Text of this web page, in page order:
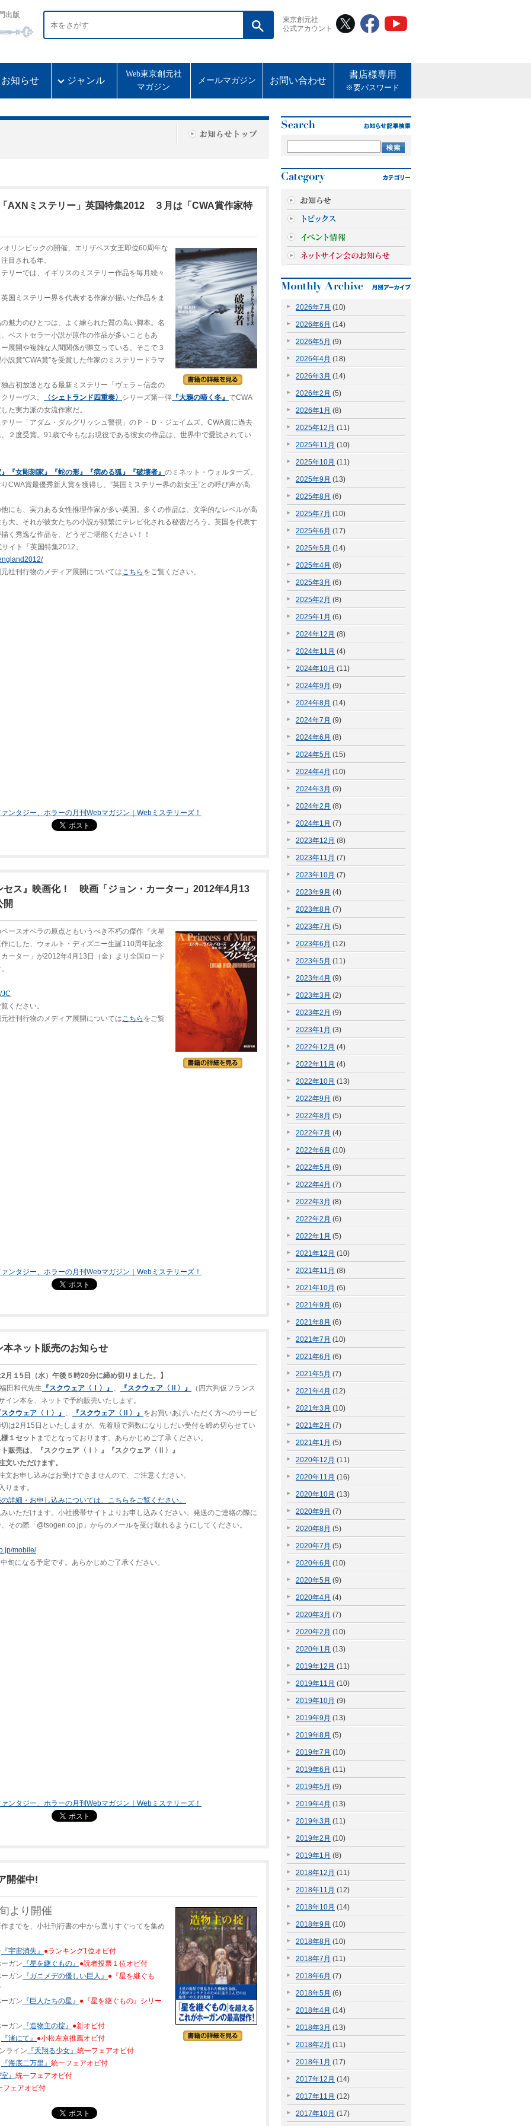
出版
東京創元社
公式アカウント
お知らせ ジャンル
Web東京創元社
マガジン
メールマガジン お問い合わせ
書店様専用
※要パスワード
AXNミステリー」英国特集2012 ３月は「CWA賞作家特
オリンピックの開催、エリザベス女王即位60周年な
目される年。
リーでは、イギリスのミステリー作品を毎月続々
国ミステリー界を代表する作家が描いた作品をま
魅力のひとつは、よく練られた質の高い脚本。名
ベストセラー小説が原作の作品が多いこともあ
展開や複雑な人間関係が際立っている。そこで３
説賞”CWA賞”を受賞した作家のミステリードラマ
占初放送となる最新ミステリー「ヴェラ～信念の
リーヴス。
〈シェトランド四重奏〉 シリーズ第一弾 『大鴉の啼く冬』 でCWA
た実力派の女流作家だ。
リー「アダム・ダルグリッシュ警視」のＰ・Ｄ・ジェイムズ。CWA賞に過去
、２度受賞。91歳で今もなお現役である彼女の作品は、世界中で愛読されてい
『女彫刻家』 『蛇の形』 『病める狐』 『破壊者』 のミネット・ウォルターズ。
CWA賞最優秀新人賞を獲得し、”英国ミステリー界の新女王”との呼び声が高
にも、実力ある女性推理作家が多い英国。多くの作品は、文学的なレベルが高
大。それが彼女たちの小説が頻繁にテレビ化される秘密だろう。英国を代表す
く秀逸な作品を、どうぞご堪能ください！！
イト「英国特集2012」
元社刊行物のメディア展開についてはこちら をご覧ください。
ンタジー、ホラーの月刊Webマガジン｜Webミステリーズ！
セス』映画化！ 映画「ジョン・カーター」2012年4月13
開
ースオペラの原点ともいうべき不朽の傑作『火星
にした、ウォルト・ディズニー生誕110周年記念
ーター」が2012年4月13日（金）より全国ロード
JC
ください。
元社刊行物のメディア展開についてはこちら をご覧
ンタジー、ホラーの月刊Webマガジン｜Webミステリーズ！
本ネット販売のお知らせ
2月１5日（水）午後５時20分に締め切りました。】
田和代先生 『スクウェア〈Ⅰ〉』 、 『スクウェア〈Ⅱ〉』
（四六判仮フランス
イン本を、ネットで予約販売いたします。
スクウェア〈Ⅰ〉』 、 『スクウェア〈Ⅱ〉』 をお買いあげいただく方へのサービ
は2月15日といたしますが、先着順で満数になりしだい受付を締め切らせてい
１セット までとなっております。あらかじめご了承ください。
販売は、『スクウェア〈Ⅰ〉』『スクウェア〈Ⅱ〉』
文いただけます。
文お申し込みはお受けできませんので、ご注意ください。
ります。
詳細・お申し込みについては、こちらをご覧ください。
いただけます。小社携帯サイトよりお申し込みください。発送のご連絡の際に
その際「@tsogen.co.jp」からのメールを受け取れるようにしてください。
mobile/
旬になる予定です。あらかじめご了承ください。
ンタジー、ホラーの月刊Webマガジン｜Webミステリーズ！
開催中!
より開催
までを、小社刊行書の中から選りすぐってを集め
『宇宙消失』 ●ランキング1位オビ付
ガン 『星を継ぐもの』 ●読者投票１位オビ付
ガン 『ガニメデの優しい巨人』 ●『星を継ぐも
ガン 『巨人たちの星』 ●『星を継ぐもの』シリー
ガン 『造物主の掟』 ●新オビ付
『渚にて』 ●小松左京推薦オビ付
ライン 『天翔る少女』 統一フェアオビ付
『海底二万里』 統一フェアオビ付
』 統一フェアオビ付
フェアオビ付
2026年7月 (10)
2026年6月 (14)
2026年5月 (9)
2026年4月 (18)
2026年3月 (14)
2026年2月 (5)
2026年1月 (8)
2025年12月 (11)
2025年11月 (10)
2025年10月 (11)
2025年9月 (13)
2025年8月 (6)
2025年7月 (10)
2025年6月 (17)
2025年5月 (14)
2025年4月 (8)
2025年3月 (6)
2025年2月 (8)
2025年1月 (6)
2024年12月 (8)
2024年11月 (4)
2024年10月 (11)
2024年9月 (9)
2024年8月 (14)
2024年7月 (9)
2024年6月 (8)
2024年5月 (15)
2024年4月 (10)
2024年3月 (9)
2024年2月 (8)
2024年1月 (7)
2023年12月 (8)
2023年11月 (7)
2023年10月 (7)
2023年9月 (4)
2023年8月 (7)
2023年7月 (5)
2023年6月 (12)
2023年5月 (11)
2023年4月 (9)
2023年3月 (2)
2023年2月 (9)
2023年1月 (3)
2022年12月 (4)
2022年11月 (4)
2022年10月 (13)
2022年9月 (6)
2022年8月 (5)
2022年7月 (4)
2022年6月 (10)
2022年5月 (9)
2022年4月 (7)
2022年3月 (8)
2022年2月 (6)
2022年1月 (5)
2021年12月 (10)
2021年11月 (8)
2021年10月 (6)
2021年9月 (6)
2021年8月 (6)
2021年7月 (10)
2021年6月 (6)
2021年5月 (7)
2021年4月 (12)
2021年3月 (10)
2021年2月 (7)
2021年1月 (5)
2020年12月 (11)
2020年11月 (16)
2020年10月 (13)
2020年9月 (7)
2020年8月 (5)
2020年7月 (5)
2020年6月 (10)
2020年5月 (9)
2020年4月 (4)
2020年3月 (7)
2020年2月 (10)
2020年1月 (13)
2019年12月 (11)
2019年11月 (10)
2019年10月 (9)
2019年9月 (13)
2019年8月 (5)
2019年7月 (10)
2019年6月 (11)
2019年5月 (9)
2019年4月 (13)
2019年3月 (11)
2019年2月 (10)
2019年1月 (8)
2018年12月 (11)
2018年11月 (12)
2018年10月 (14)
2018年9月 (10)
2018年8月 (10)
2018年7月 (11)
2018年6月 (7)
2018年5月 (6)
2018年4月 (14)
2018年3月 (13)
2018年2月 (11)
2018年1月 (17)
2017年12月 (14)
2017年11月 (12)
2017年10月 (17)